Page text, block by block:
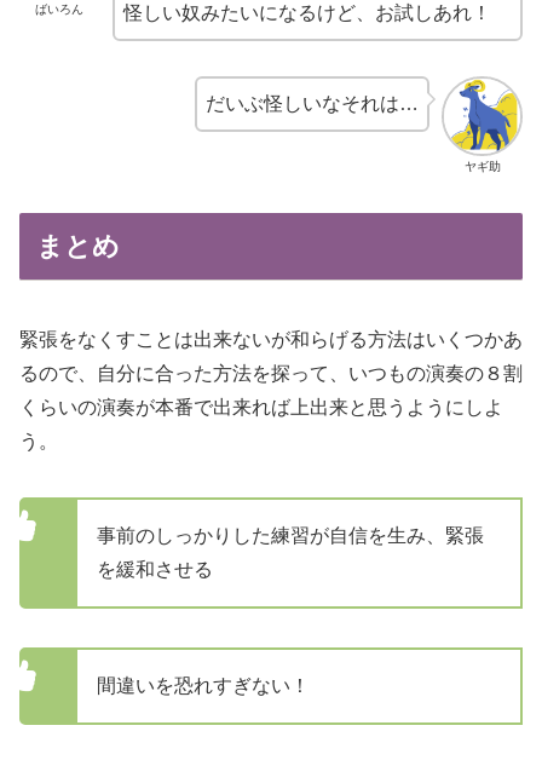
ばいろん
怪しい奴みたいになるけど、お試しあれ！
ヤギ助
だいぶ怪しいなそれは…
まとめ
緊張をなくすことは出来ないが和らげる方法はいくつかあ
るので、自分に合った方法を探って、いつもの演奏の８割
くらいの演奏が本番で出来れば上出来と思うようにしよ
う。
事前のしっかりした練習が自信を生み、緊張
を緩和させる
間違いを恐れすぎない！